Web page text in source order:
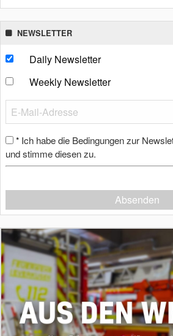
NEWSLETTER
Daily Newsletter
Weekly Newsletter
* Ich habe die Bedingungen zur
und stimme diesen zu.
Absenden